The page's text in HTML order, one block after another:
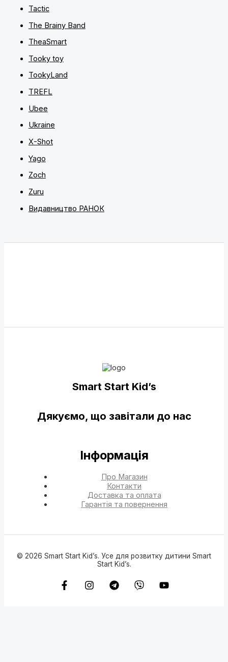
Tactic
The Brainy Band
TheaSmart
Tooky toy
TookyLand
TREFL
Ubee
Ukraine
X-Shot
Yago
Zoch
Zuru
Видавництво РАНОК
Smart Start Kid’s
Дякуємо, що завітали до нас
Інформація
Про Магазин
Контакти
Доставка та оплата
Гарантія та повернення
© 2026 Smart Start Kid’s. Усе для розвитку дитини Smart
Start Kid’s.